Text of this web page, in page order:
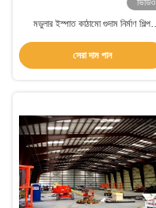
ভিডিও
মডুলার ইস্পাত কাঠামো গুদাম নির্মাণ শিল্প
সেরা দাম পান